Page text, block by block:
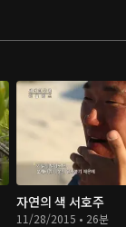
자연의 색 서호주
11/28/2015 • 26분